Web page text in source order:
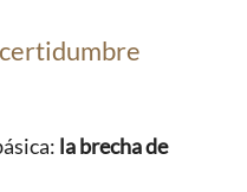
la brecha de